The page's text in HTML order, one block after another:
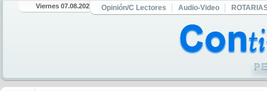
Viernes 07.08.2026 Opinión/C Lectores Audio-Video